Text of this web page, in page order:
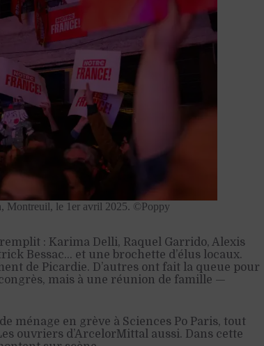
Montreuil, le 1er avril 2025. ©Poppy
: Karima Delli, Raquel Garrido, Alexis
Bessac… et une brochette d’élus locaux.
de Picardie. D’autres ont fait la queue pour
mais à une réunion de famille —
ménage en grève à Sciences Po Paris, tout
ouvriers d’ArcelorMittal aussi. Dans cette